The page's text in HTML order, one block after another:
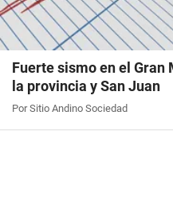
Fuerte sismo en el Gran
la provincia y San Juan
Por Sitio Andino Sociedad